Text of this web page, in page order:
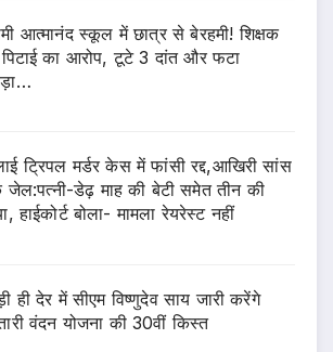
आत्मानंद स्कूल में छात्र से बेरहमी! शिक्षक
का आरोप, टूटे 3 दांत और फटा
ट्रिपल मर्डर केस में फांसी रद्द,आखिरी सांस
डेढ़ माह की बेटी समेत तीन की
हाईकोर्ट बोला- मामला रेयरेस्ट नहीं
ही देर में सीएम विष्णुदेव साय जारी करेंगे
वंदन योजना की 30वीं किस्त